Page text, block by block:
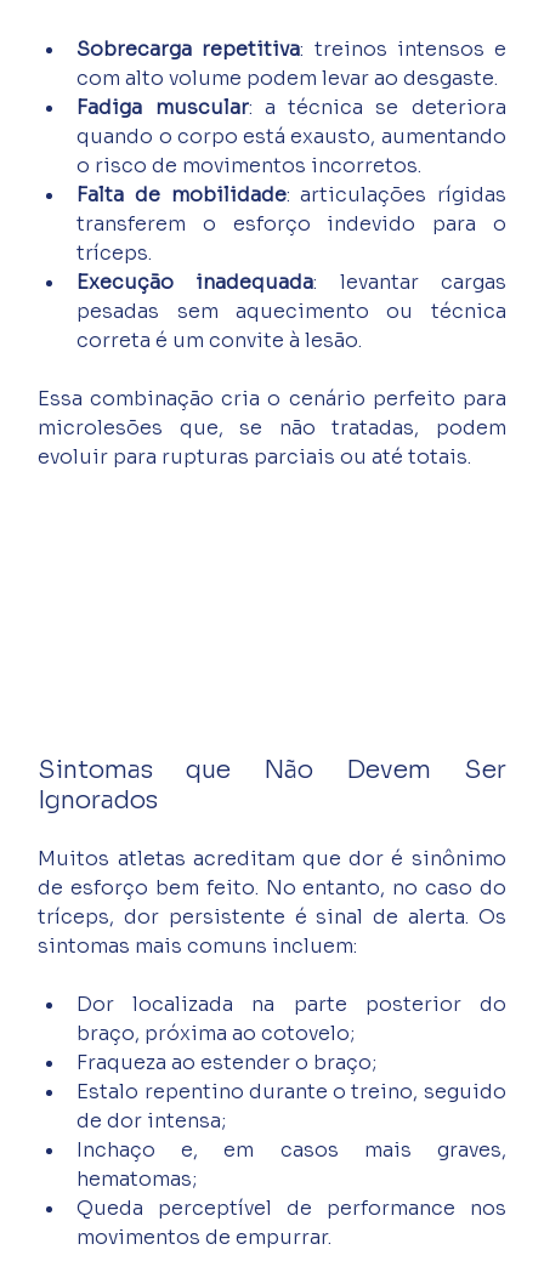
Sobrecarga repetitiva: treinos intensos e
com alto volume podem levar ao desgaste.
Fadiga muscular: a técnica se deteriora
quando o corpo está exausto, aumentando
o risco de movimentos incorretos.
Falta de mobilidade: articulações rígidas
transferem o esforço indevido para o
tríceps.
Execução inadequada: levantar cargas
pesadas sem aquecimento ou técnica
correta é um convite à lesão.
Essa combinação cria o cenário perfeito para
microlesões que, se não tratadas, podem
evoluir para rupturas parciais ou até totais.
Sintomas que Não Devem Ser
Ignorados
Muitos atletas acreditam que dor é sinônimo
de esforço bem feito. No entanto, no caso do
tríceps, dor persistente é sinal de alerta. Os
sintomas mais comuns incluem:
Dor localizada na parte posterior do
braço, próxima ao cotovelo;
Fraqueza ao estender o braço;
Estalo repentino durante o treino, seguido
de dor intensa;
Inchaço e, em casos mais graves,
hematomas;
Queda perceptível de performance nos
movimentos de empurrar.